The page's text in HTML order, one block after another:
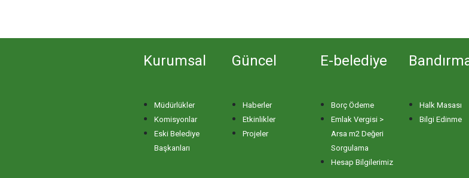
Kurumsal
Müdürlükler
Komisyonlar
Eski Belediye
Başkanları
Güncel
Haberler
Etkinlikler
Projeler
E-belediye
Borç Ödeme
Emlak Vergisi >
Arsa m2 Değeri
Sorgulama
Hesap Bilgilerimiz
Halk Masası
Bilgi Edinme